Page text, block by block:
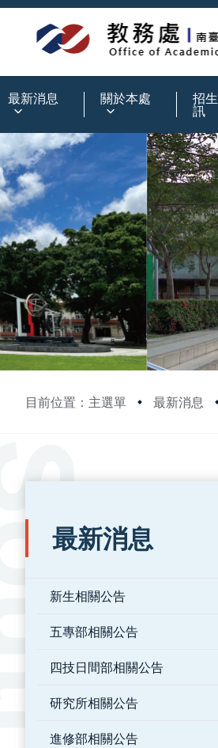
最新消息 關於本處 招
訊
目前位置：主選單 最新消息
:::
最新消息
新生相關公告
五專部相關公告
四技日間部相關公告
研究所相關公告
進修部相關公告